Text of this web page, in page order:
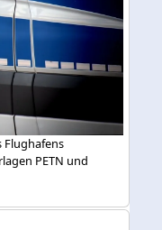
Flughafens
PETN und